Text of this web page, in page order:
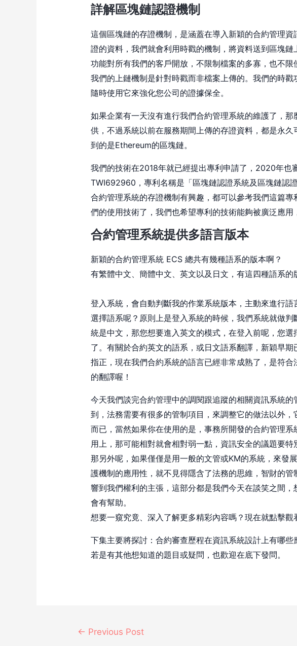
詳解區塊鏈認證機制
這個區塊鏈的存證機制，是涵蓋在導入新穎的合約管理
證的資料，我們就會利用時戳的機制，將資料送到區塊
功能對所有我們的客戶開放，不限制檔案的多寡，也不限
我們的上鏈機制是針對時戳而非檔案上傳的。我們的時
隨時使用它來強化您公司的證據保全。
如果企業有一天沒有進行我們合約管理系統的維護了，
供，不過系統以前在服務期間上傳的存證資料，都是永
到的是Ethereum的區塊鏈。
我們的技術在2018年就已經提出專利申請了，2020年也
TWI692960，專利名稱是「區塊鏈認證系統及區塊鏈認
合約管理系統的存證機制有興趣，都可以參考我們這篇
們的使用技術了，我們也希望專利的技術能夠被廣泛應用
合約管理系統提供多語言版本
新穎的合約管理系統 ECS 總共有幾種語系的版本啊？
有繁體中文、簡體中文、英文以及日文，有這四種語系的
登入系統，會自動判斷我的作業系統版本，主動來進行
選擇語系呢？原則上是登入系統的時候，我們系統就做
統是中文，那您想要進入英文的模式，在登入前呢，您
了。有關於合約英文的語系，或日文語系翻譯，新穎早
指正，現在我們合約系統的語言已經非常成熟了，是符
的翻譯喔！
今天我們談完合約管理中的調閱跟追蹤的相關資訊系統的
到，法務需要有很多的管制項目，來調整它的做法以外
而已，當然如果你在使用的是，事務所開發的合約管理
用上，那可能相對就會相對弱一點，資訊安全的議題要特
那另外呢，如果僅僅是用一般的文管或KM的系統，來發
護機制的應用性，就不見得隱含了法務的思維，智財的
響到我們權利的主張，這部分都是我們今天在談笑之間
會有幫助。
想要一窺究竟、深入了解更多精彩內容嗎？現在就點擊觀
下集主要將探討：合約審查歷程在資訊系統設計上有哪些
若是有其他想知道的題目或疑問，也歡迎在底下發問。
← Previous Post